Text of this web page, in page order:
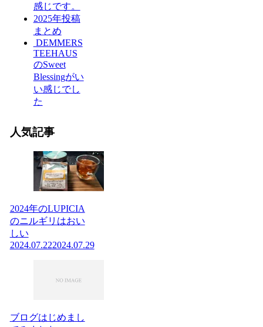
感じです。
2025年投稿
まとめ
DEMMERS
TEEHAUS
のSweet
Blessingがい
い感じでし
た
人気記事
2024年のLUPICIA
のニルギリはおい
しい
2024.07.222024.07.29
ブログはじめまし